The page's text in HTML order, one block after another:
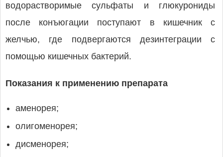
водорастворимые сульфаты и глюкурониды
после конъюгации поступают в кишечник с
желчью, где подвергаются дезинтеграции с
помощью кишечных бактерий.
Показания к применению препарата
аменорея;
олигоменорея;
дисменорея;